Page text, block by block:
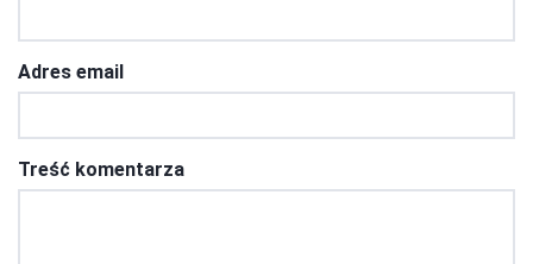
Adres email
Treść komentarza